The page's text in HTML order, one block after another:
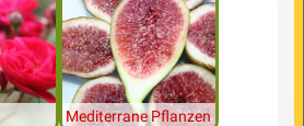
Mediterrane Pflanzen